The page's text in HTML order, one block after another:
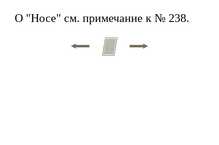
О "Носе" см. примечание к № 238.